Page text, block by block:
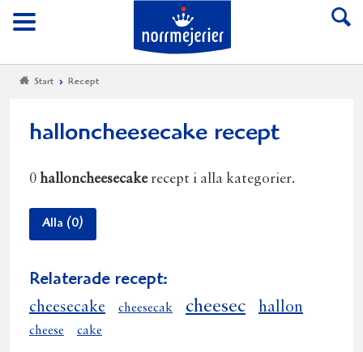
Meny
Till Norrmejerier
Start Recept
halloncheesecake recept
0 halloncheesecakerecept i alla kategorier.
Alla (0)
Relaterade recept:
cheesecake cheesecak cheesec hallon
cheese cake